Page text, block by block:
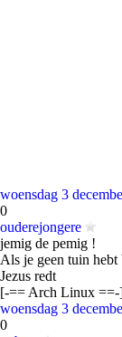
woensdag 3
0
ouderejongere
jemig de pemig !
Als je geen tuin
Jezus redt
[-== Arch Linux
woensdag 3
0